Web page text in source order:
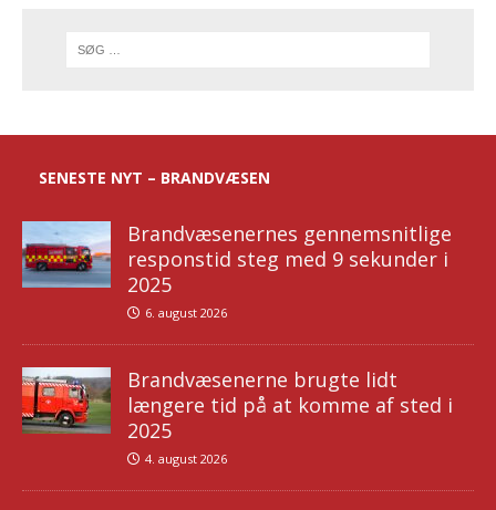
SENESTE NYT – BRANDVÆSEN
Brandvæsenernes gennemsnitlige
responstid steg med 9 sekunder i
2025
6. august 2026
Brandvæsenerne brugte lidt
længere tid på at komme af sted i
2025
4. august 2026